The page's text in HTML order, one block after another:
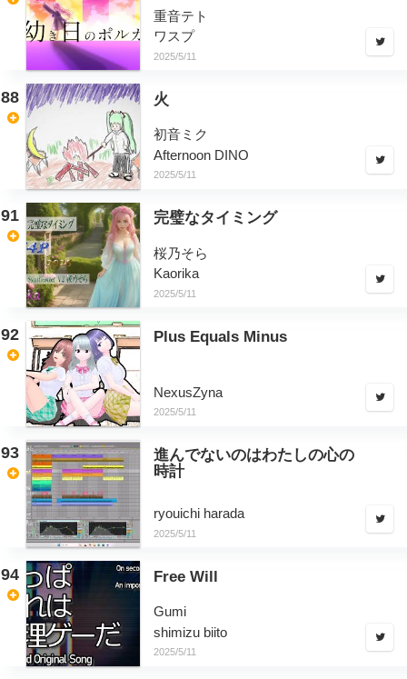
重音テト
ワスプ
2025/5/11
88 火
初音ミク
Afternoon DINO
2025/5/11
91 完璧なタイミング
桜乃そら
Kaorika
2025/5/11
92 Plus Equals Minus
NexusZyna
2025/5/11
93
進んでないのはわたしの心の
時計
ryouichi harada
2025/5/11
94 Free Will
Gumi
shimizu biito
2025/5/11